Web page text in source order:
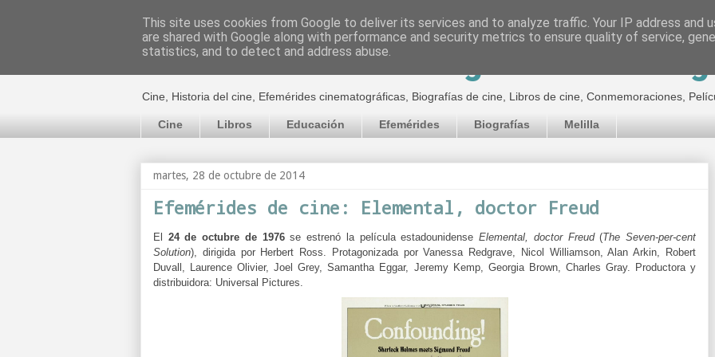
El cultural cinematográfico de Jorge
Cine, Historia del cine, Efemérides cinematográficas, Biografías de cine, Libros de cine, Conmemoraciones,
Cine Libros Educación Efemérides Biografías Melilla
martes, 28 de octubre de 2014
Efemérides de cine: Elemental, doctor Freud
El 24 de octubre de 1976se estrenó la película estadounidenseElemental, doctor Freud(The Seven-per-cent
Solution), dirigida por Herbert Ross. Protagonizada por Vanessa Redgrave, Nicol Williamson, Alan Arkin, Robert
Duvall, Laurence Olivier, Joel Grey, Samantha Eggar, Jeremy Kemp, Georgia Brown, Charles Gray.
Productora y
distribuidora: Universal Pictures.
This site uses cookies from Google to deliver its services and to analyze traffic. Your IP address and
are shared with Google along with performance and security metrics to ensure quality of service,
statistics, and to detect and address abuse.